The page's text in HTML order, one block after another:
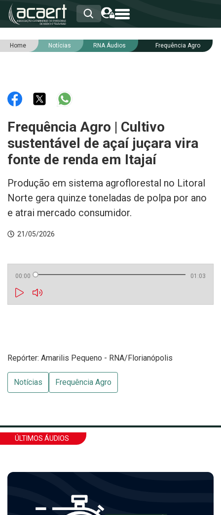
HOME
RNA
NOTÍCIAS
SERVIÇOS
INTEGRIDADE
Home Notícias RNA Áudios Frequência Agro
Frequência Agro | Cultivo
sustentável de açaí juçara vira
fonte de renda em Itajaí
Produção em sistema agroflorestal no Litoral
Norte gera quinze toneladas de polpa por ano
e atrai mercado consumidor.
21/05/2026
00:00 01:03
Repórter: Amarilis Pequeno - RNA/Florianópolis
Notícias Frequência Agro
ÚLTIMOS ÁUDIOS